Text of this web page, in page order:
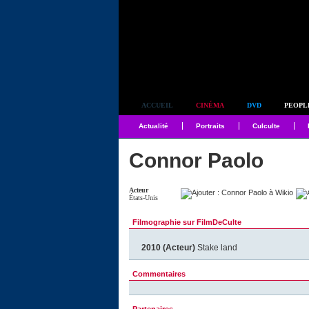
ACCUEIL CINÉMA DVD
Actualité Portraits Culculte
Connor Paolo
Acteur
États-Unis
Filmographie sur FilmDeCulte
2010 (Acteur) Stake land
Commentaires